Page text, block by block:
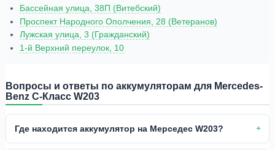
Бассейная улица, 38П (Витебский)
Проспект Народного Ополчения, 28 (Ветеранов)
Лужская улица, 3 (Гражданский)
1-й Верхний переулок, 10
Вопросы и ответы по аккумуляторам для Mercedes-
Benz C-Класс W203
Где находится аккумулятор на Мерседес W203?